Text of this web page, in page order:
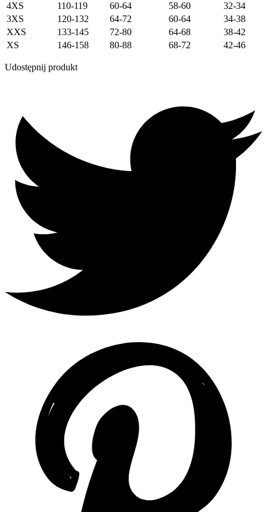
4XS 110-119 60-64 58-60
32-34
3XS
120-132 64-72 60-64
34-38
XXS
133-145 72-80 64-68
38-42
XS
146-158 80-88 68-72 42-46
Udostępnij produkt